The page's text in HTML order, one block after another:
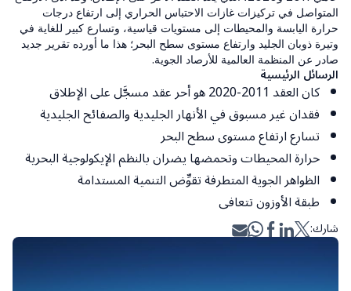
المتواصل في تركيزات غازات الاحتباس الحراري إلى ارتفاع درجات
حرارة اليابسة والمحيطات إلى مستويات قياسية، وتسارع كبير للغاية في
وتيرة ذوبان الجليد وارتفاع مستوى سطح البحر؛ هذا ما أورده تقرير جديد
صادر عن المنظمة العالمية للأرصاد الجوية.
الرسائل الرئيسية
كان العقد 2011-2020 هو أحر عقد مسجَّل على الإطلاق
فقدان غير مسبوق في الأنهار الجليدية والصفائح الجليدية
تسارع ارتفاع مستوى سطح البحر
حرارة المحيطات وتحمضها يضران بالنظم الإيكولوجية البحرية
الظواهر الجوية المتطرفة تقوِّض التنمية المستدامة
طبقة الأوزون تتعافى
شارك: